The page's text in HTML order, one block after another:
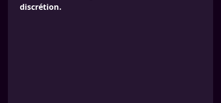
discrétion.